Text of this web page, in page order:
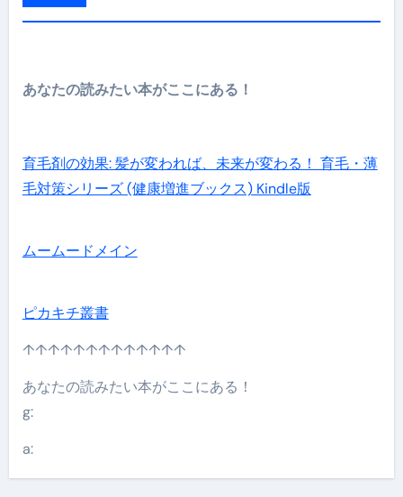
あなたの読みたい本がここにある！
育毛剤の効果: 髪が変われば、未来が変わる！ 育毛・薄
毛対策シリーズ (健康増進ブックス) Kindle版
ムームードメイン
ピカキチ叢書
↑↑↑↑↑↑↑↑↑↑↑↑↑
あなたの読みたい本がここにある！
g:
a: